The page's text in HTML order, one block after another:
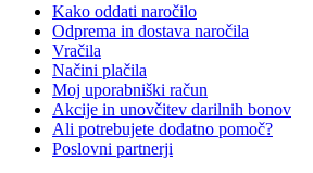
Kako oddati naročilo
Odprema in dostava naročila
Vračila
Načini plačila
Moj uporabniški račun
Akcije in unovčitev darilnih bonov
Ali potrebujete dodatno pomoč?
Poslovni partnerji